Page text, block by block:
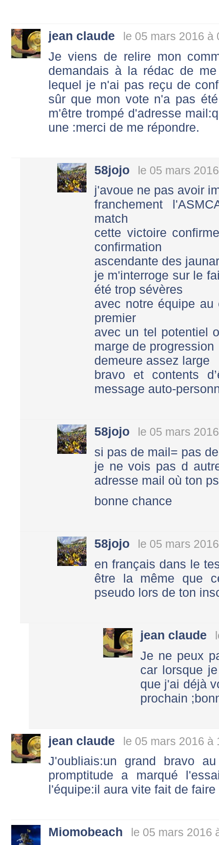
jean claude le 05 mars 2016 à
Je viens de relire mon
demandais à la rédac de
lequel je n'ai pas reçu de
sûr que mon vote n'a pas
m'être trompé d'adresse
une :merci de me répondre.
58jojo le 05 mars
j'avoue ne pas avoir
franchement
match
cette victoire
confirmation
ascendante des
je m'interroge sur le
été trop sévères
avec notre équipe
premier
avec un tel potentiel
marge de progression
demeure assez large
bravo et contents
message auto-
58jojo le 05 mars
si pas de mail= pas
je ne vois pas d
adresse mail où ton
bonne chance
58jojo le 05 mars
en français dans le
être la même que
pseudo lors de ton
jean claude
Je ne peux
car lorsque
que j'ai déjà
prochain
jean claude le 05 mars 2016 à
J'oubliais:un grand bravo
promptitude a marqué
l'équipe:il aura vite fait de
Miomobeach le 05 mars 2016